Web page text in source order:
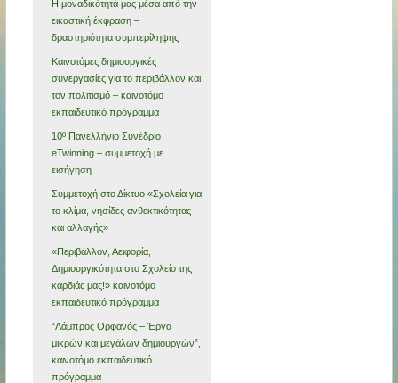
Η μοναδικότητά μας μέσα από την
εικαστική έκφραση –
δραστηριότητα συμπερίληψης
Καινοτόμες δημιουργικές
συνεργασίες για το περιβάλλον και
τον πολιτισμό – καινοτόμο
εκπαιδευτικό πρόγραμμα
10º Πανελλήνιο Συνέδριο
eTwinning – συμμετοχή με
εισήγηση
Συμμετοχή στο Δίκτυο «Σχολεία για
το κλίμα, νησίδες ανθεκτικότητας
και αλλαγής»
«Περιβάλλον, Αειφορία,
Δημιουργικότητα στο Σχολείο της
καρδιάς μας!» καινοτόμο
εκπαιδευτικό πρόγραμμα
“Λάμπρος Ορφανός – Έργα
μικρών και μεγάλων δημιουργών”,
καινοτόμο εκπαιδευτικό
πρόγραμμα